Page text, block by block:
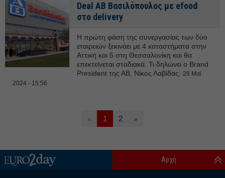
Deal ΑΒ Βασιλόπουλος με efood
στο delivery
Η πρώτη φάση της συνεργασίας των δύο
εταιρειών ξεκινάει με 4 καταστήματα στην
Αττική και 5 στη Θεσσαλονίκη και θα
επεκτείνεται σταδιακά. Τι δηλώνει ο Brand
President της ΑΒ, Νίκος Λαβίδας. 28 Μαϊ
2024 - 15:56
« 1 2 »
Αρχή